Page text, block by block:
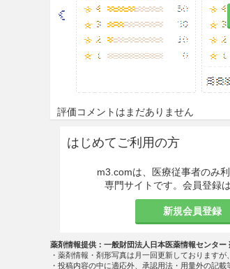
14.2.3 粘膜
14.2.4 同一
こすことがあ
口腔
14.2.6引火性
取扱上の注意
火気を避けて保
相互作用
副作用
その他の副作用
評価コメントはまだありません
はじめてご利用の方
m3.comは、医療従事者のみ
専門サイトです。会員登録
新規会員登録
薬剤情報提供：一般財団法人日本医薬情報センタ
・薬剤情報・剤形写真は月一回更新しております
・投稿内容の中に適応外、承認用法・用量外の記